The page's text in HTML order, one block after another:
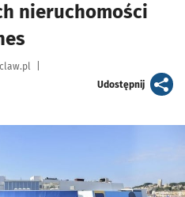
nieruchomości
Udostępnijartykuł